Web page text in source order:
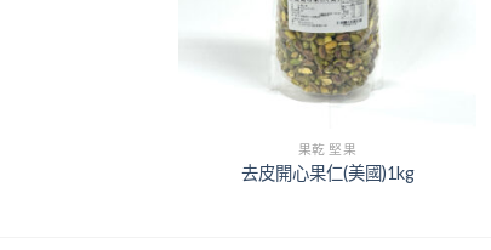
果乾 堅果
去皮開心果仁(美國)1kg